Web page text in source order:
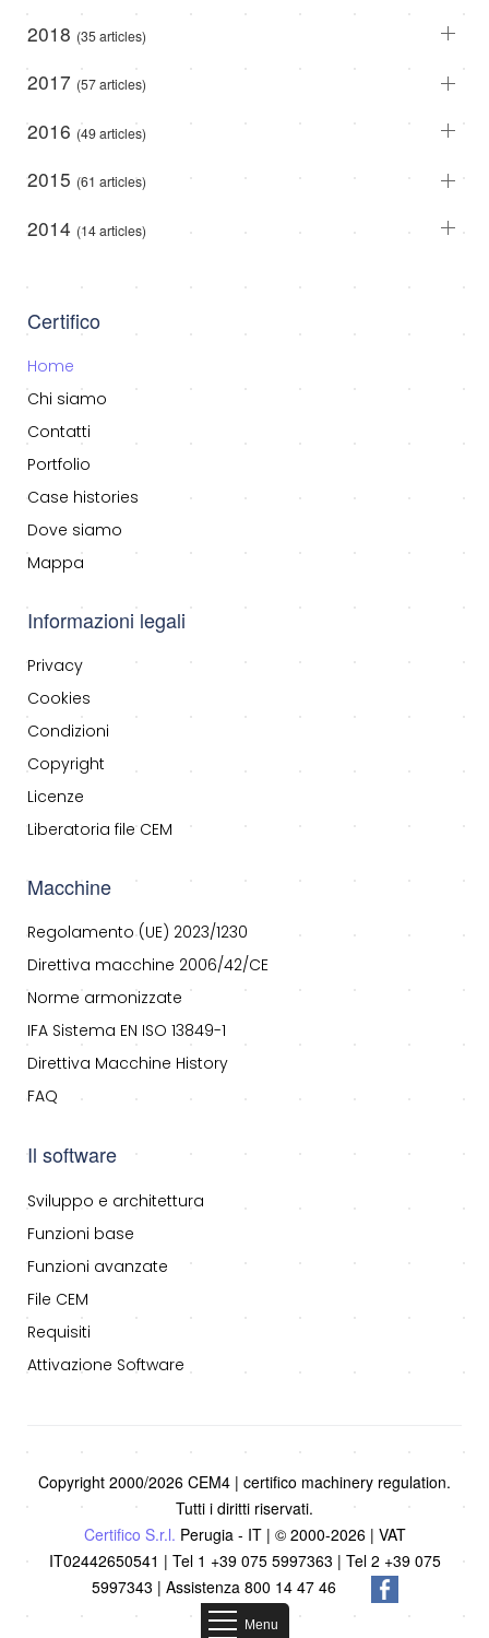
2018 (35 articles)
2017 (57 articles)
2016 (49 articles)
2015 (61 articles)
2014 (14 articles)
Certifico
Home
Chi siamo
Contatti
Portfolio
Case histories
Dove siamo
Mappa
Informazioni legali
Privacy
Cookies
Condizioni
Copyright
Licenze
Liberatoria file CEM
Macchine
Regolamento (UE) 2023/1230
Direttiva macchine 2006/42/CE
Norme armonizzate
IFA Sistema EN ISO 13849-1
Direttiva Macchine History
FAQ
Il software
Sviluppo e architettura
Funzioni base
Funzioni avanzate
File CEM
Requisiti
Attivazione Software
Copyright 2000/2026 CEM4 | certifico machinery regulation.
Tutti i diritti riservati.
Certifico S.r.l. Perugia - IT | © 2000-2026 | VAT
IT02442650541 | Tel 1 +39 075 5997363 | Tel 2 +39 075
5997343 | Assistenza 800 14 47 46
Menu